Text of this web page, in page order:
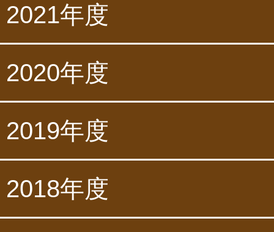
2021年度
2020年度
2019年度
2018年度